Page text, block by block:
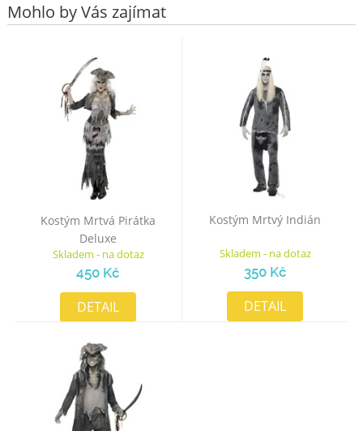
Mohlo by Vás zajímat
Kostým Mrtvá Pirátka
Deluxe
Skladem - na dotaz
450 Kč
DETAIL
Kostým Mrtvý Indián
Skladem - na dotaz
350 Kč
DETAIL